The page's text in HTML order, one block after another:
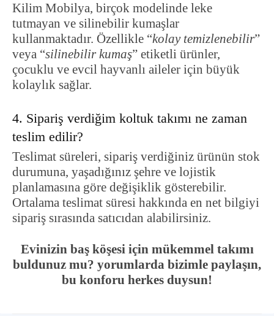
Kilim Mobilya, birçok modelinde leke
tutmayan ve silinebilir kumaşlar
kullanmaktadır. Özellikle “kolay temizlenebilir”
veya “silinebilir kumaş” etiketli ürünler,
çocuklu ve evcil hayvanlı aileler için büyük
kolaylık sağlar.
4. Sipariş verdiğim koltuk takımı ne zaman
teslim edilir?
Teslimat süreleri, sipariş verdiğiniz ürünün stok
durumuna, yaşadığınız şehre ve lojistik
planlamasına göre değişiklik gösterebilir.
Ortalama teslimat süresi hakkında en net bilgiyi
sipariş sırasında satıcıdan alabilirsiniz.
Evinizin baş köşesi için mükemmel takımı
buldunuz mu? yorumlarda bizimle paylaşın,
bu konforu herkes duysun!